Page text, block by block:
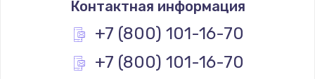
490 руб.
Заказать
Замена основной камеры
Контактная информация
+7 (800) 101-16-70
+7 (800) 101-16-70